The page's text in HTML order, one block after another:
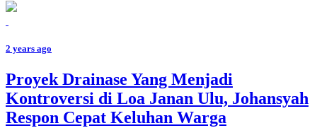
2 years ago
Proyek Drainase Yang Menjadi
Kontroversi di Loa Janan Ulu, Johansyah
Respon Cepat Keluhan Warga